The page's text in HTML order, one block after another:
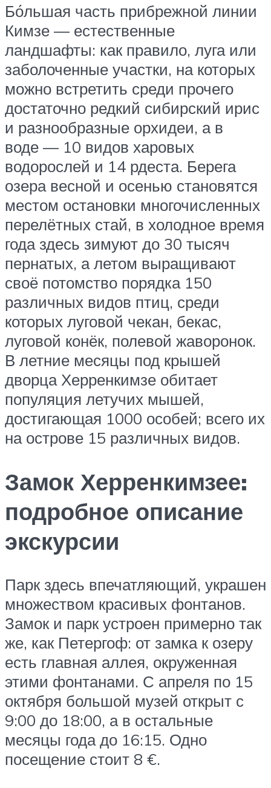
Бо́льшая часть прибрежной линии
Кимзе — естественные
ландшафты: как правило, луга или
заболоченные участки, на которых
можно встретить среди прочего
достаточно редкий сибирский ирис
и разнообразные орхидеи, а в
воде — 10 видов харовых
водорослей и 14 рдеста. Берега
озера весной и осенью становятся
местом остановки многочисленных
перелётных стай, в холодное время
года здесь зимуют до 30 тысяч
пернатых, а летом выращивают
своё потомство порядка 150
различных видов птиц, среди
которых луговой чекан, бекас,
луговой конёк, полевой жаворонок.
В летние месяцы под крышей
дворца Херренкимзе обитает
популяция летучих мышей,
достигающая 1000 особей; всего их
на острове 15 различных видов.
Замок Херренкимзее:
подробное описание
экскурсии
Парк здесь впечатляющий, украшен
множеством красивых фонтанов.
Замок и парк устроен примерно так
же, как Петергоф: от замка к озеру
есть главная аллея, окруженная
этими фонтанами. С апреля по 15
октября большой музей открыт с
9:00 до 18:00, а в остальные
месяцы года до 16:15. Одно
посещение стоит 8 €.